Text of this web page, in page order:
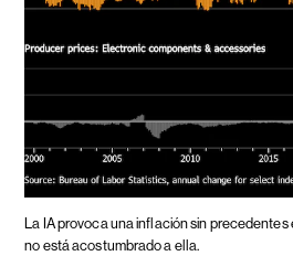
La IA provoca una inflación sin
no está acostumbrado a ella.